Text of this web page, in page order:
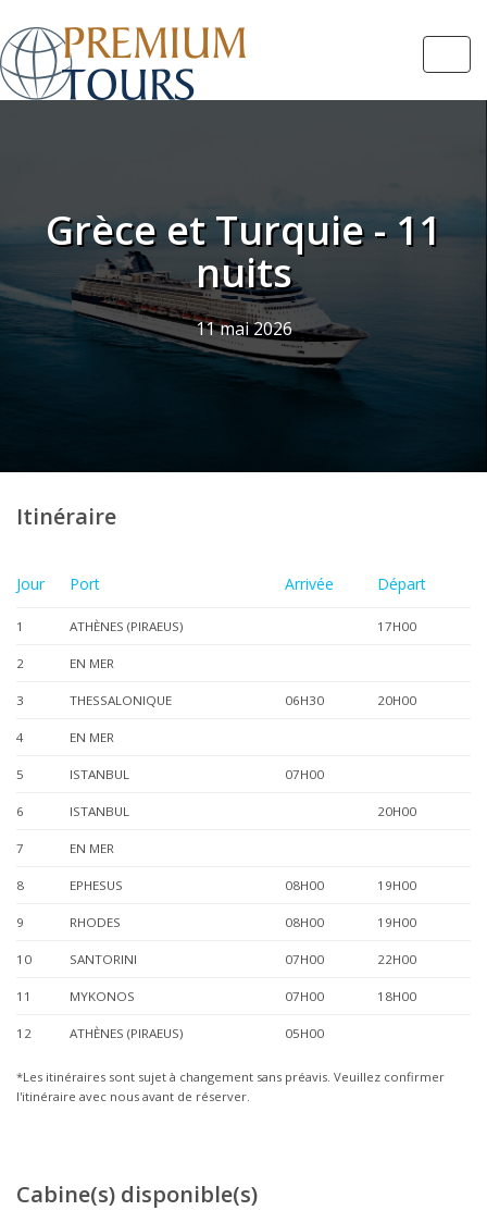
Grèce et Turquie - 11
nuits
11 mai 2026
Itinéraire
Jour Port Arrivée Départ
1 ATHÈNES (PIRAEUS) 17H00
2 EN MER
3 THESSALONIQUE 06H30 20H00
4 EN MER
5 ISTANBUL 07H00
6 ISTANBUL 20H00
7 EN MER
8 EPHESUS 08H00 19H00
9 RHODES 08H00 19H00
10 SANTORINI 07H00 22H00
11 MYKONOS 07H00 18H00
12 ATHÈNES (PIRAEUS) 05H00
*Les itinéraires sont sujet à changement sans préavis. Veuillez confirmer
l'itinéraire avec nous avant de réserver.
Cabine(s) disponible(s)